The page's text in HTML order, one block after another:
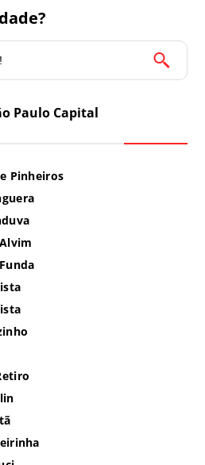
Paulo Capital
Pinheiros